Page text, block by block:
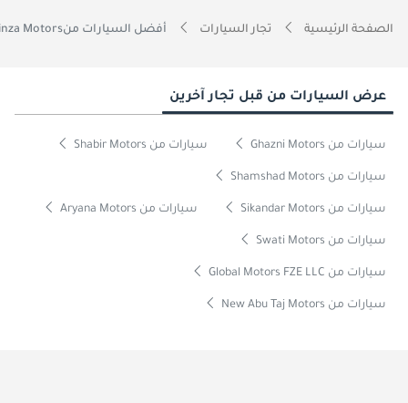
الصفحة الرئيسية تجار السيارات أفضل السيارات منGinza Motors
عرض السيارات من قبل تجار آخرين
سيارات من Ghazni Motors سيارات من Shabir Motors
سيارات من Shamshad Motors
سيارات من Sikandar Motors سيارات من Aryana Motors
سيارات من Swati Motors
سيارات من Global Motors FZE LLC
سيارات من New Abu Taj Motors